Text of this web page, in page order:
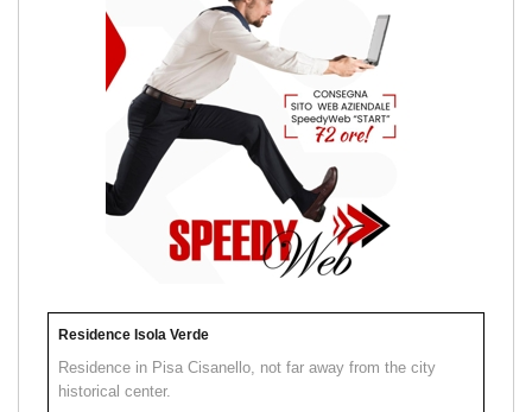
Residence Isola Verde
Residence in Pisa Cisanello, not far away from the city
historical center.